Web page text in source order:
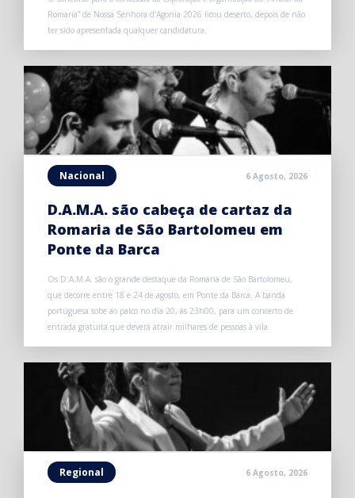
Romaria” de Nossa Senhora d’Agonia 2026 ficou deserto, depois de não
ter sido apresentada qualquer candidatura.
Nacional 6 Agosto, 2026
D.A.M.A. são cabeça de cartaz da
Romaria de São Bartolomeu em
Ponte da Barca
Os D.A.M.A. são o grande destaque da Romaria de São Bartolomeu,
que decorre entre 18 e 24 de agosto, em Ponte da Barca. A banda
portuguesa sobe ao palco no dia 20, às 23h00, para um concerto de
entrada gratuita que deverá atrair milhares de pessoas à vila.
Regional 6 Agosto, 2026